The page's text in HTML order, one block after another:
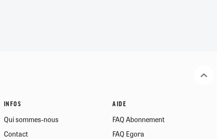
INFOS
Qui sommes-nous
Contact
AIDE
FAQ Abonnement
FAQ Egora